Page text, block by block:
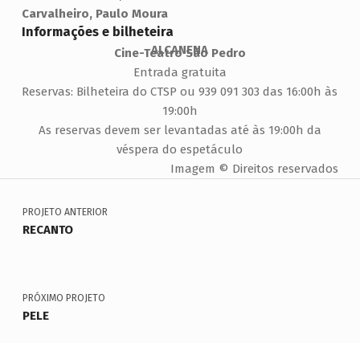
Carvalheiro, Paulo Moura
Informações e bilheteira
ALCANENA
Cine-Teatro São Pedro
Entrada gratuita
Reservas: Bilheteira do CTSP ou 939 091 303 das 16:00h às
19:00h
As reservas devem ser levantadas até às 19:00h da
véspera do espetáculo
Imagem © Direitos reservados
Voltar à navegação principal
Navegação de artigos
PROJETO ANTERIOR
RECANTO
PRÓXIMO PROJETO
PELE